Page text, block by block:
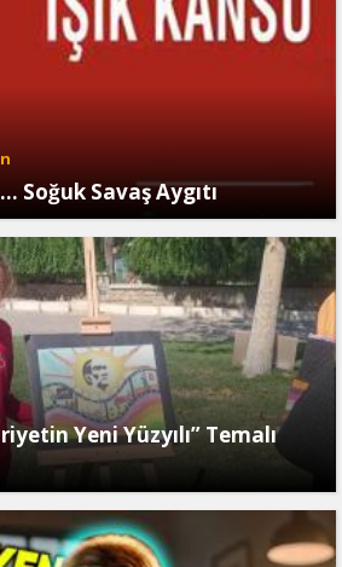
Soğuk Savaş Aygıtı
Yeni Yüzyılı” Temalı